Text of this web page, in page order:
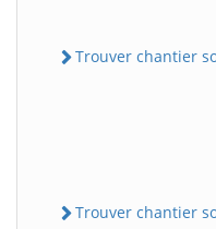
Trouver chantier
Trouver chantier